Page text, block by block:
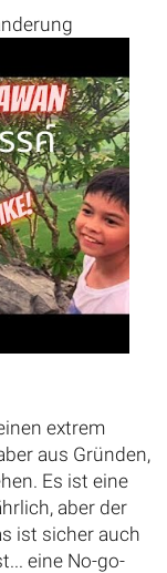
extrem
aus Gründen,
Es ist eine
aber der
ist sicher auch
eine No-go-